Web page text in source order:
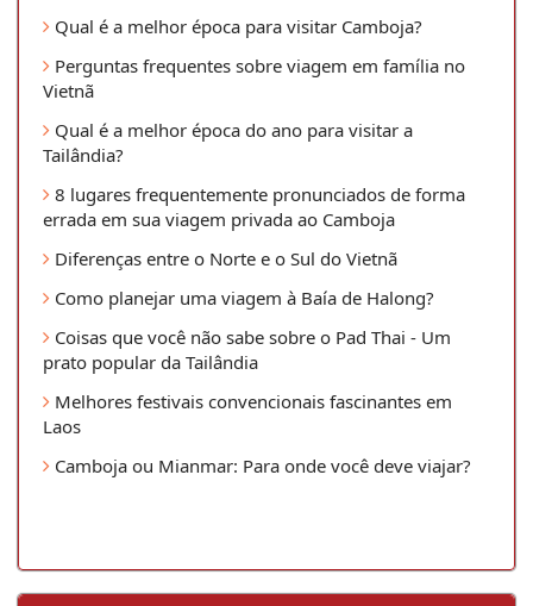
Qual é a melhor época para visitar Camboja?
Perguntas frequentes sobre viagem em família no
Vietnã
Qual é a melhor época do ano para visitar a
Tailândia?
8 lugares frequentemente pronunciados de forma
errada em sua viagem privada ao Camboja
Diferenças entre o Norte e o Sul do Vietnã
Como planejar uma viagem à Baía de Halong?
Coisas que você não sabe sobre o Pad Thai - Um
prato popular da Tailândia
Melhores festivais convencionais fascinantes em
Laos
Camboja ou Mianmar: Para onde você deve viajar?